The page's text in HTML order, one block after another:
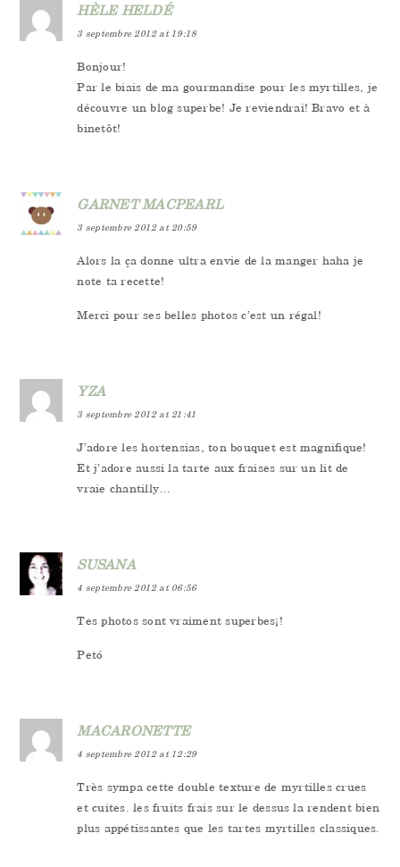
HÈLE HELDÉ
3 septembre 2012 at 19:18
Bonjour!
Par le biais de ma gourmandise pour les myrtilles, je
découvre un blog superbe! Je reviendrai! Bravo et à
binetôt!
GARNET MACPEARL
3 septembre 2012 at 20:59
Alors la ça donne ultra envie de la manger haha je
note ta recette!
Merci pour ses belles photos c’est un régal!
YZA
3 septembre 2012 at 21:41
J’adore les hortensias, ton bouquet est magnifique!
Et j’adore aussi la tarte aux fraises sur un lit de
vraie chantilly…
SUSANA
4 septembre 2012 at 06:56
Tes photos sont vraiment superbes¡!
Petó
MACARONETTE
4 septembre 2012 at 12:29
Très sympa cette double texture de myrtilles crues
et cuites. les fruits frais sur le dessus la rendent bien
plus appétissantes que les tartes myrtilles classiques.